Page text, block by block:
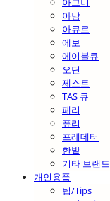
아담
아큐로
에보
에이블큐
오딘
제스트
TAS 큐
페리
퓨리
프레데터
한밭
기타 브랜드
개인용품
팁/Tips